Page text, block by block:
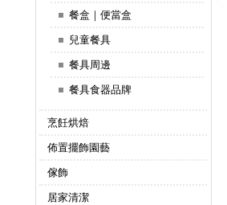
餐盒｜便當盒
兒童餐具
餐具周邊
餐具食器品牌
烹飪烘焙
佈置擺飾園藝
傢飾
居家清潔